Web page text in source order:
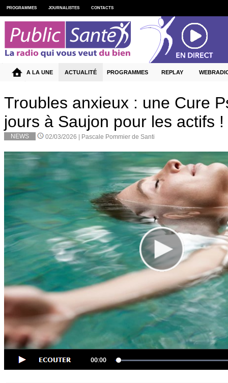
Troubles anxieux : une Cure
jours à Saujon pour les actifs !
NEWS 02/03/2026 | Pascale Pommier de Santi
PROGRAMMES JOURNALISTES CONTACTS
A LA UNE ACTUALITÉ PROGRAMMES REPLAY